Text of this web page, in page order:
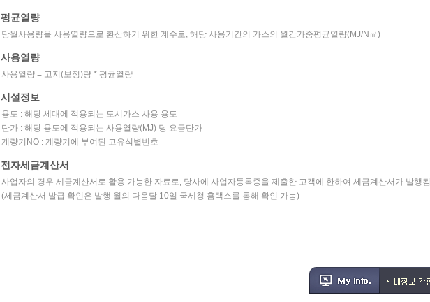
평균열량
당월사용량을 사용열량으로 환산하기 위한 계수로, 해당 사용기간의 가스의 월간가중평균열량(MJ/N㎥)
사용열량
사용열량 = 고지(보정)량 * 평균열량
시설정보
용도 : 해당 세대에 적용되는 도시가스 사용 용도
단가 : 해당 용도에 적용되는 사용열량(MJ) 당 요금단가
계량기NO : 계량기에 부여된 고유식별번호
전자세금계산서
사업자의 경우 세금계산서로 활용 가능한 자료로, 당사에 사업자등록증을 제출한 고객에 한하여 세금계산서가 발행됨
(세금계산서 발급 확인은 발행 월의 다음달 10일 국세청 홈택스를 통해 확인 가능)